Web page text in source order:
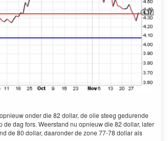
onder die 82 dollar, de olie steeg gedurende
dag fors. Weerstand nu opnieuw die 82 dollar, later
de 80 dollar, daaronder de zone 77-78 dollar als